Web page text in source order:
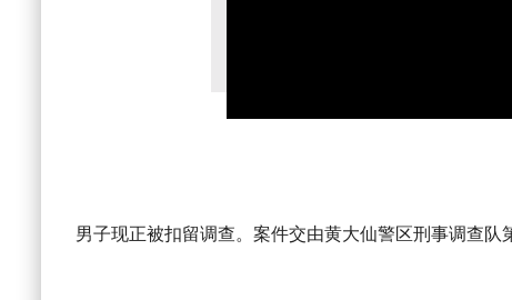
男子现正被扣留调查。案件交由黄大仙警区刑事调查队